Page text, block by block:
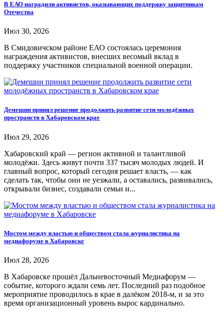
В ЕАО наградили активистов, оказывающих поддержку защитникам
Отечества
Июл 30, 2026
В Смидовичском районе ЕАО состоялась церемония
награждения активистов, внесших весомый вклад в
поддержку участников специальной военной операции.
Демешин принял решение продолжить развитие сети молодёжных
пространств в Хабаровском крае
Июл 29, 2026
Хабаровский край — регион активной и талантливой
молодёжи. Здесь живут почти 337 тысяч молодых людей. И
главный вопрос, который сегодня решает власть, — как
сделать так, чтобы они не уезжали, а оставались, развивались,
открывали бизнес, создавали семьи и...
Мостом между властью и обществом стала журналистика на
медиафоруме в Хабаровске
Июл 28, 2026
В Хабаровске прошёл Дальневосточный Медиафорум —
событие, которого ждали семь лет. Последний раз подобное
мероприятие проводилось в крае в далёком 2018-м, и за это
время организационный уровень вырос кардинально.